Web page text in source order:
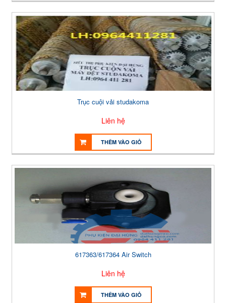
Trục cuội vải studakoma
Liên hệ
THÊM VÀO GIỎ
617363/617364 Air Switch
Liên hệ
THÊM VÀO GIỎ